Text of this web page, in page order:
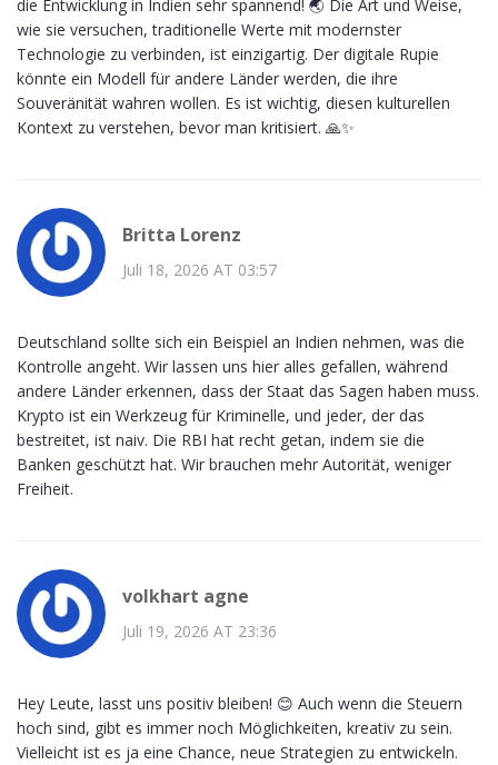
die Entwicklung in Indien sehr spannend! 🌏 Die Art und Weise,
wie sie versuchen, traditionelle Werte mit modernster
Technologie zu verbinden, ist einzigartig. Der digitale Rupie
könnte ein Modell für andere Länder werden, die ihre
Souveränität wahren wollen. Es ist wichtig, diesen kulturellen
Kontext zu verstehen, bevor man kritisiert. 🙏✨
Britta Lorenz
Juli 18, 2026 AT 03:57
Deutschland sollte sich ein Beispiel an Indien nehmen, was die
Kontrolle angeht. Wir lassen uns hier alles gefallen, während
andere Länder erkennen, dass der Staat das Sagen haben muss.
Krypto ist ein Werkzeug für Kriminelle, und jeder, der das
bestreitet, ist naiv. Die RBI hat recht getan, indem sie die
Banken geschützt hat. Wir brauchen mehr Autorität, weniger
Freiheit.
volkhart agne
Juli 19, 2026 AT 23:36
Hey Leute, lasst uns positiv bleiben! 😊 Auch wenn die Steuern
hoch sind, gibt es immer noch Möglichkeiten, kreativ zu sein.
Vielleicht ist es ja eine Chance, neue Strategien zu entwickeln.